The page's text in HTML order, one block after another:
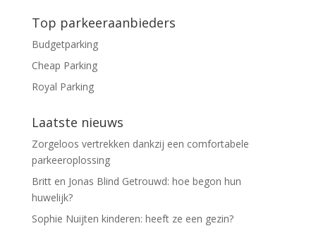
Top parkeeraanbieders
Budgetparking
Cheap Parking
Royal Parking
Laatste nieuws
Zorgeloos vertrekken dankzij een comfortabele
parkeeroplossing
Britt en Jonas Blind Getrouwd: hoe begon hun
huwelijk?
Sophie Nuijten kinderen: heeft ze een gezin?